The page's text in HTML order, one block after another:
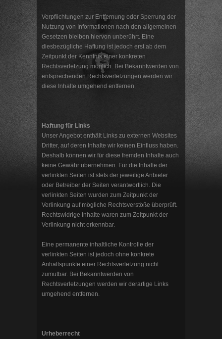
Verpflichtungen zur Entfernung oder Sperrung der
Nutzung von Informationen nach den allgemeinen
Gesetzen bleiben hiervon unberührt. Eine
diesbezügliche Haftung ist jedoch erst ab dem
Zeitpunkt der Kenntnis einer konkreten
Rechtsverletzung möglich. Bei Bekanntwerden von
entsprechenden Rechtsverletzungen werden wir
diese Inhalte umgehend entfernen.
Haftung für Links
Unser Angebot enthält Links zu externen Websites
Dritter, auf deren Inhalte wir keinen Einfluss haben.
Deshalb können wir für diese fremden Inhalte auch
keine Gewähr übernehmen. Für die Inhalte der
verlinkten Seiten ist stets der jeweilige Anbieter
oder Betreiber der Seiten verantwortlich. Die
verlinkten Seiten wurden zum Zeitpunkt der
Verlinkung auf mögliche Rechtsverstöße überprüft.
Rechtswidrige Inhalte waren zum Zeitpunkt der
Verlinkung nicht erkennbar.
Eine permanente inhaltliche Kontrolle der
verlinkten Seiten ist jedoch ohne konkrete
Anhaltspunkte einer Rechtsverletzung nicht
zumutbar. Bei Bekanntwerden von
Rechtsverletzungen werden wir derartige Links
umgehend entfernen.
Urheberrecht